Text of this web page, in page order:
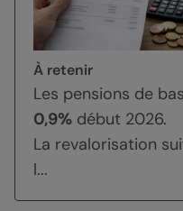
À retenir
Les pensions de
0,9% début 2026.
La revalorisation
l...